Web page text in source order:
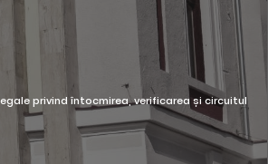
legale privind întocmirea, verificarea și circuitul